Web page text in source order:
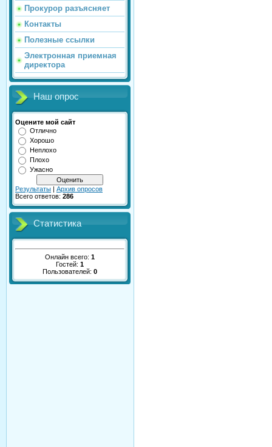
Прокурор разъясняет
Контакты
Полезные ссылки
Электронная приемная
директора
Наш опрос
Оцените мой сайт
Отлично
Хорошо
Неплохо
Плохо
Ужасно
Результаты | Архив опросов
Всего ответов: 286
Статистика
Онлайн всего: 1
Гостей: 1
Пользователей: 0